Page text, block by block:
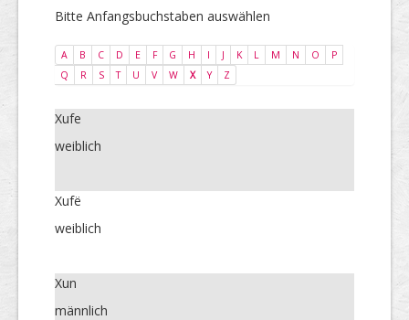
Bitte Anfangsbuchstaben auswählen
A B C D E F G H I J K L M N O
P
Q
R S T U V W X Y Z
Xufe
weiblich
Xufë
weiblich
Xun
männlich